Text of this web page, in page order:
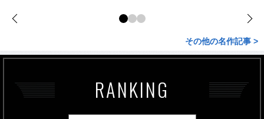
その他の名作記事 >
RANKING